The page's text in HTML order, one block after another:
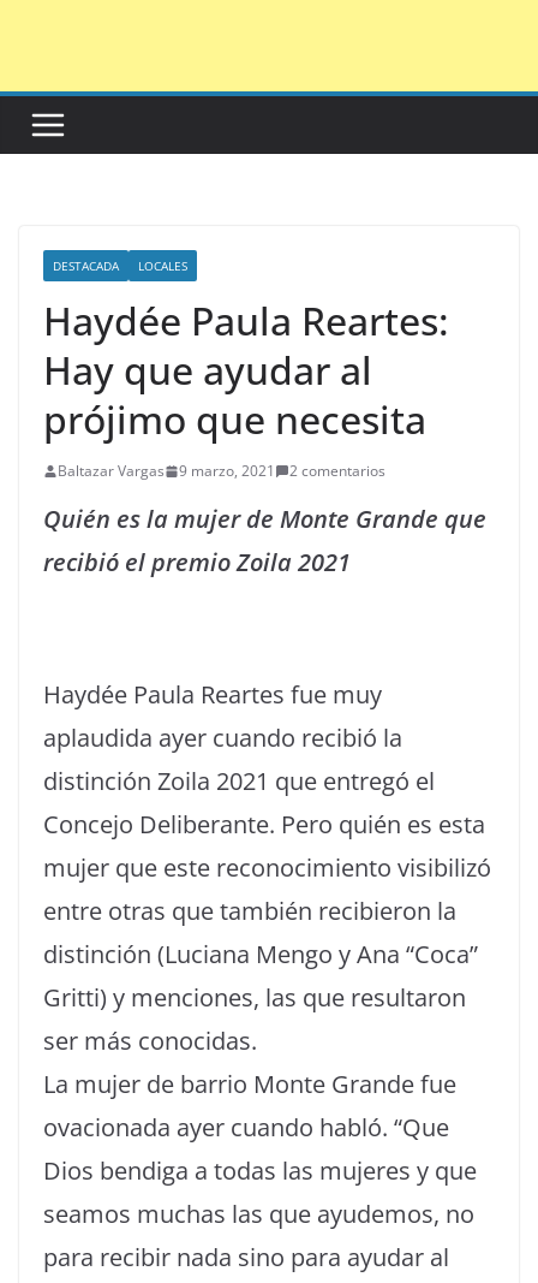
DESTACADA LOCALES
Haydée Paula Reartes:
Hay que ayudar al
prójimo que necesita
Baltazar Vargas 9 marzo, 2021 2 comentarios
Quién es la mujer de Monte Grande que
recibió el premio Zoila 2021
Haydée Paula Reartes fue muy
aplaudida ayer cuando recibió la
distinción Zoila 2021 que entregó el
Concejo Deliberante. Pero quién es esta
mujer que este reconocimiento visibilizó
entre otras que también recibieron la
distinción (Luciana Mengo y Ana “Coca”
Gritti) y menciones, las que resultaron
ser más conocidas.
La mujer de barrio Monte Grande fue
ovacionada ayer cuando habló. “Que
Dios bendiga a todas las mujeres y que
seamos muchas las que ayudemos, no
para recibir nada sino para ayudar al